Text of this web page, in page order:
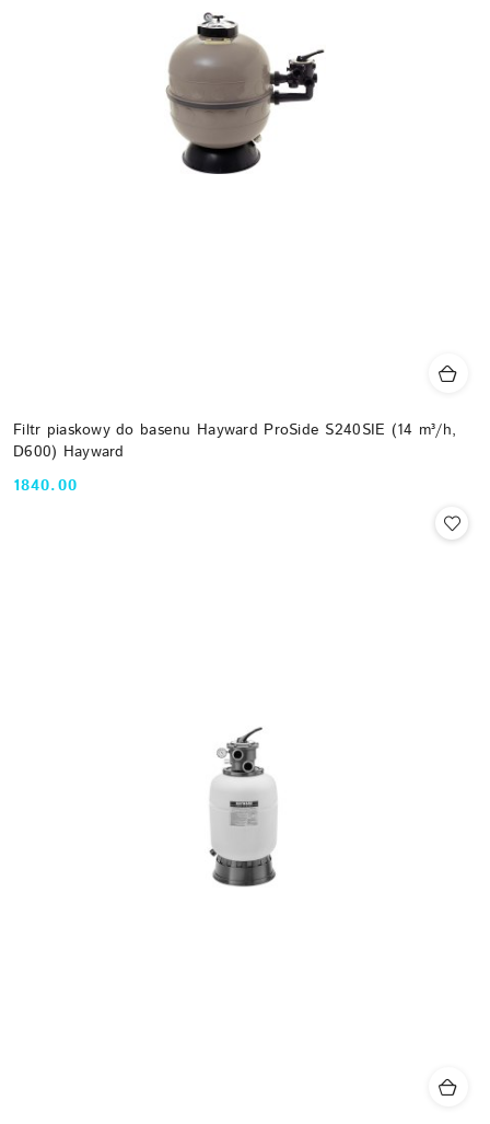
Filtr piaskowy do basenu Hayward ProSide S240SIE (14 m³/h,
D600) Hayward
Cena:
1840.00